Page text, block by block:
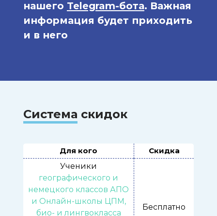
нашего Telegram-бота. Важная
информация будет приходить
и в него
Система скидок
Для кого
Скидка
Ученики
географического и
немецкого классов АПО
и Онлайн-школы ЦПМ,
био- и лингвокласса
Бесплатно